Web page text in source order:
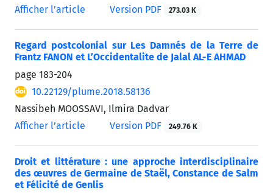
Afficher l’article
Version PDF 273.03 K
Regard postcolonial sur Les Damnés de la Terre de
Frantz FANON et L’Occidentalite de Jalal AL-E AHMAD
page 183-204
10.22129/plume.2018.58136
Nassibeh MOOSSAVI, Ilmira Dadvar
Afficher l’article
Version PDF 249.76 K
Droit et littérature : une approche interdisciplinaire
des œuvres de Germaine de Staël, Constance de Salm
et Félicité de Genlis